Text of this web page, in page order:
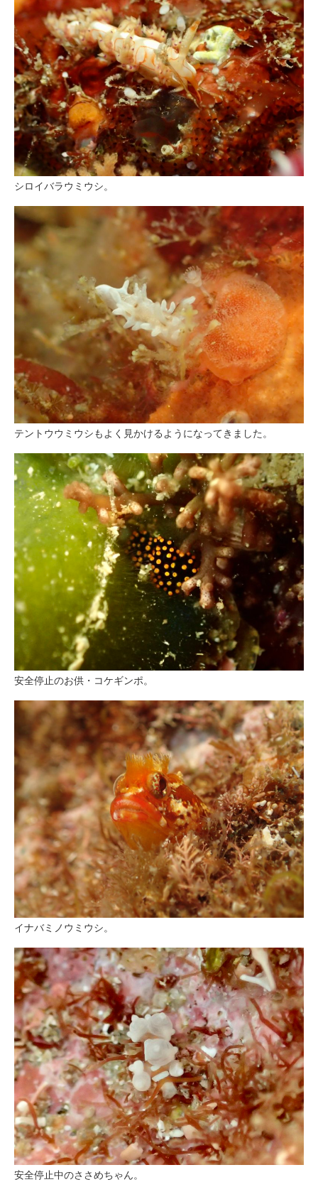
シロイバラウミウシ。
テントウウミウシもよく見かけるようになってきました。
安全停止のお供・コケギンポ。
イナバミノウミウシ。
安全停止中のささめちゃん。